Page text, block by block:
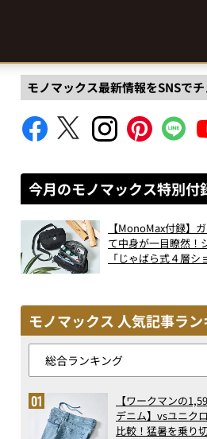
モノマックス最新情報をSNSでチ
今月のモノマックス特別付
【MonoMax付録】
て中身が一目瞭然！
「じゃばら式４層シ
モノマックス 人気記事ラ
【ワークマンの
デニム】vsユニク
比較！猛暑を乗り